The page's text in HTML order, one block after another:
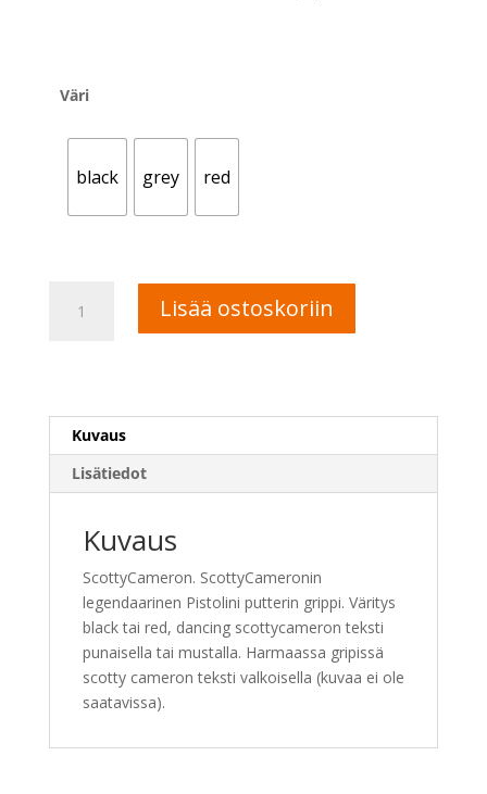
Väri
black grey red
Cameron
määrä
Lisää ostoskoriin
n
i
Kuvaus
Lisätiedot
Kuvaus
ScottyCameron. ScottyCameronin
legendaarinen Pistolini putterin grippi. Väritys
black tai red, dancing scottycameron teksti
punaisella tai mustalla. Harmaassa gripissä
scotty cameron teksti valkoisella (kuvaa ei ole
saatavissa).